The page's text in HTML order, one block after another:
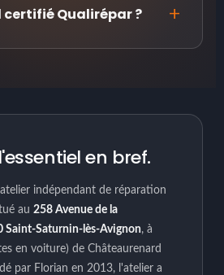
certifié Qualirépar ?
en bref.
indépendant de réparation
au 258 Avenue de la
Saint-Saturnin-lès-Avignon, à
en voiture) de Châteaurenard
par Florian en 2013, l'atelier a